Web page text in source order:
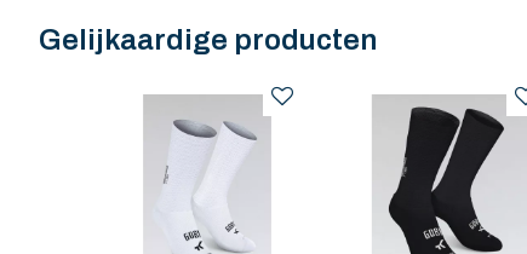
Gelijkaardige producten